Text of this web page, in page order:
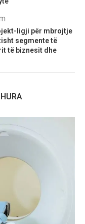
ligji për mbrojtje
segmente të
të biznesit dhe